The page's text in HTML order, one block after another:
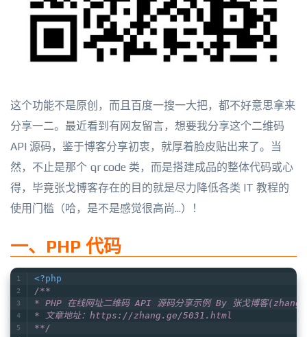
这个功能不是原创，而且百度一搜一大把，都不好意思拿来
分享一二。最近看到有网友留言，想要我分享这个二维码
API 源码，鉴于博客分享初衷，就厚着脸皮贴出来了。当
然，不止是那个 qr code 类，而是搭建成品的整体代码或心
得，毕竟张戈博客存在的目的就是尽力降低各类 IT 教程的
使用门槛（哈，是不是感觉很高尚...）！
一、PHP 代码
<?php
/**
* PHP 在线网址二维码 API 源码分享示例 By 张戈博客
* 文章地址：https://zhang.ge/5031.html
**/